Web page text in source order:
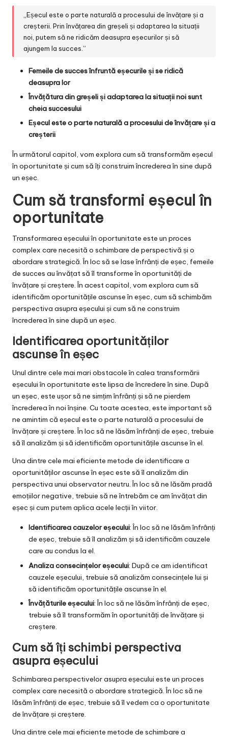
„Eșecul este o parte naturală a procesului de învățare și a
creșterii. Prin învățarea din greșeli și adaptarea la situații
noi, putem să ne ridicăm deasupra eșecurilor și să
ajungem la succes.”
Femeile de succes înfruntă eșecurile și se ridică
deasupra lor
Învățătura din greșeli și adaptarea la situații noi sunt
cheia succesului
Eșecul este o parte naturală a procesului de învățare și a
creșterii
În următorul capitol, vom explora cum să transformăm eșecul
în oportunitate și cum să îți construim încrederea în sine după
un eșec.
Cum să transformi eșecul în
oportunitate
Transformarea eșecului în oportunitate este un proces
complex care necesită o schimbare de perspectivă și o
abordare strategică. În loc să se lase înfrânți de eșec, femeile
de succes au învățat să îl transforme în oportunități de
învățare și creștere. În acest capitol, vom explora cum să
identificăm oportunitățile ascunse în eșec, cum să schimbăm
perspectiva asupra eșecului și cum să ne construim
încrederea în sine după un eșec.
Identificarea oportunităților
ascunse în eșec
Unul dintre cele mai mari obstacole în calea transformării
eșecului în oportunitate este lipsa de încredere în sine. După
un eșec, este ușor să ne simțim înfrânți și să ne pierdem
încrederea în noi înșine. Cu toate acestea, este important să
ne amintim că eșecul este o parte naturală a procesului de
învățare și creștere. În loc să ne lăsăm înfrânți de eșec, trebuie
să îl analizăm și să identificăm oportunitățile ascunse în el.
Una dintre cele mai eficiente metode de identificare a
oportunităților ascunse în eșec este să îl analizăm din
perspectiva unui observator neutru. În loc să ne lăsăm pradă
emoțiilor negative, trebuie să ne întrebăm ce am învățat din
eșec și cum putem aplica acele lecții în viitor.
Identificarea cauzelor eșecului: În loc să ne lăsăm înfrânți
de eșec, trebuie să îl analizăm și să identificăm cauzele
care au condus la el.
Analiza consecințelor eșecului: După ce am identificat
cauzele eșecului, trebuie să analizăm consecințele lui și
să identificăm oportunitățile ascunse în el.
Învățăturile eșecului: În loc să ne lăsăm înfrânți de eșec,
trebuie să îl transformăm în oportunități de învățare și
creștere.
Cum să îți schimbi perspectiva
asupra eșecului
Schimbarea perspectivelor asupra eșecului este un proces
complex care necesită o abordare strategică. În loc să ne
lăsăm înfrânți de eșec, trebuie să îl vedem ca o oportunitate
de învățare și creștere.
Una dintre cele mai eficiente metode de schimbare a